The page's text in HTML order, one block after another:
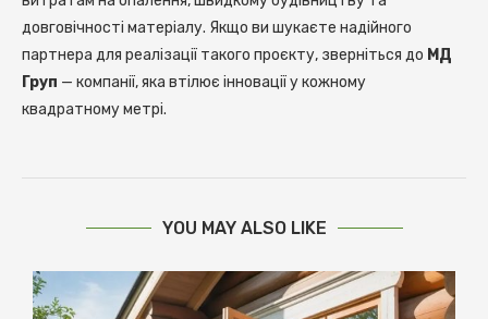
довговічності матеріалу. Якщо ви шукаєте надійного
партнера для реалізації такого проєкту, зверніться до МД
Груп — компанії, яка втілює інновації у кожному
квадратному метрі.
YOU MAY ALSO LIKE